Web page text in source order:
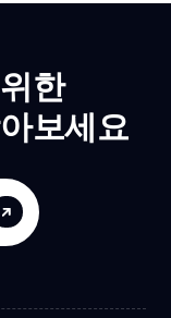
한
보세요